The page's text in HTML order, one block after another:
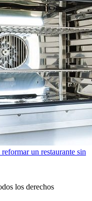
un restaurante sin
los derechos